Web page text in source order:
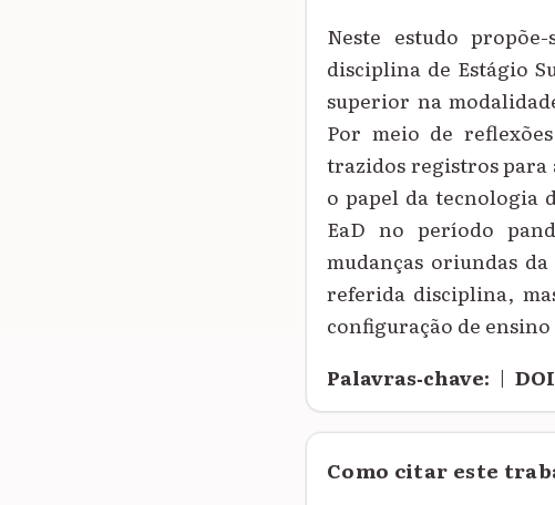
Neste estudo
disciplina de Estágio
superior na
Por meio de
trazidos registros para
o papel da tecnologia
EaD no período
mudanças oriundas
referida disciplina,
configuração de ensino
Palavras‑chave: |
Como citar este